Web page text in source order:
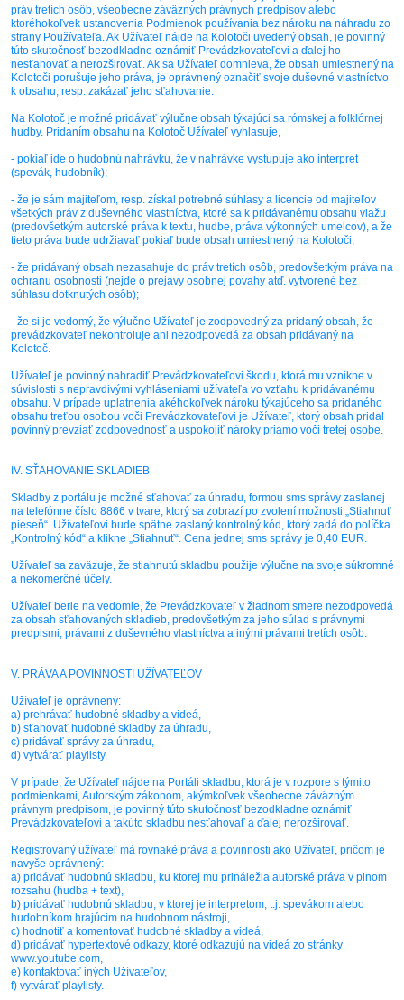
práv tretích osôb, všeobecne záväzných právnych predpisov alebo
ktoréhokoľvek ustanovenia Podmienok používania bez nároku na náhradu zo
strany Používateľa. Ak Užívateľ nájde na Kolotoči uvedený obsah, je povinný
túto skutočnosť bezodkladne oznámiť Prevádzkovateľovi a ďalej ho
nesťahovať a nerozširovať. Ak sa Užívateľ domnieva, že obsah umiestnený na
Kolotoči porušuje jeho práva, je oprávnený označiť svoje duševné vlastníctvo
k obsahu, resp. zakázať jeho sťahovanie.
Na Kolotoč je možné pridávať výlučne obsah týkajúci sa rómskej a folklórnej
hudby. Pridaním obsahu na Kolotoč Užívateľ vyhlasuje,
- pokiaľ ide o hudobnú nahrávku, že v nahrávke vystupuje ako interpret
(spevák, hudobník);
- že je sám majiteľom, resp. získal potrebné súhlasy a licencie od majiteľov
všetkých práv z duševného vlastníctva, ktoré sa k pridávanému obsahu viažu
(predovšetkým autorské práva k textu, hudbe, práva výkonných umelcov), a že
tieto práva bude udržiavať pokiaľ bude obsah umiestnený na Kolotoči;
- že pridávaný obsah nezasahuje do práv tretích osôb, predovšetkým práva na
ochranu osobnosti (nejde o prejavy osobnej povahy atď. vytvorené bez
súhlasu dotknutých osôb);
- že si je vedomý, že výlučne Užívateľ je zodpovedný za pridaný obsah, že
prevádzkovateľ nekontroluje ani nezodpovedá za obsah pridávaný na
Kolotoč.
Užívateľ je povinný nahradiť Prevádzkovateľovi škodu, ktorá mu vznikne v
súvislosti s nepravdivými vyhláseniami užívateľa vo vzťahu k pridávanému
obsahu. V prípade uplatnenia akéhokoľvek nároku týkajúceho sa pridaného
obsahu treťou osobou voči Prevádzkovateľovi je Užívateľ, ktorý obsah pridal
povinný prevziať zodpovednosť a uspokojiť nároky priamo voči tretej osobe.
IV. SŤAHOVANIE SKLADIEB
Skladby z portálu je možné sťahovať za úhradu, formou sms správy zaslanej
na telefónne číslo 8866 v tvare, ktorý sa zobrazí po zvolení možnosti „Stiahnuť
pieseň“. Užívateľovi bude spätne zaslaný kontrolný kód, ktorý zadá do políčka
„Kontrolný kód“ a klikne „Stiahnuť“. Cena jednej sms správy je 0,40 EUR.
Užívateľ sa zaväzuje, že stiahnutú skladbu použije výlučne na svoje súkromné
a nekomerčné účely.
Užívateľ berie na vedomie, že Prevádzkovateľ v žiadnom smere nezodpovedá
za obsah sťahovaných skladieb, predovšetkým za jeho súlad s právnymi
predpismi, právami z duševného vlastníctva a inými právami tretích osôb.
V. PRÁVA A POVINNOSTI UŽÍVATEĽOV
Užívateľ je oprávnený:
a) prehrávať hudobné skladby a videá,
b) sťahovať hudobné skladby za úhradu,
c) pridávať správy za úhradu,
d) vytvárať playlisty.
V prípade, že Užívateľ nájde na Portáli skladbu, ktorá je v rozpore s týmito
podmienkami, Autorským zákonom, akýmkoľvek všeobecne záväzným
právnym predpisom, je povinný túto skutočnosť bezodkladne oznámiť
Prevádzkovateľovi a takúto skladbu nesťahovať a ďalej nerozširovať.
Registrovaný užívateľ má rovnaké práva a povinnosti ako Užívateľ, pričom je
navyše oprávnený:
a) pridávať hudobnú skladbu, ku ktorej mu prináležia autorské práva v plnom
rozsahu (hudba + text),
b) pridávať hudobnú skladbu, v ktorej je interpretom, t.j. spevákom alebo
hudobníkom hrajúcim na hudobnom nástroji,
c) hodnotiť a komentovať hudobné skladby a videá,
d) pridávať hypertextové odkazy, ktoré odkazujú na videá zo stránky
www.youtube.com,
e) kontaktovať iných Užívateľov,
f) vytvárať playlisty.